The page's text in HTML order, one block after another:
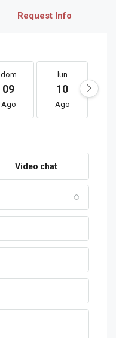
Request Info
dom
09
Ago
lun
10
Ago
17
Ago
18
Ago
Video chat